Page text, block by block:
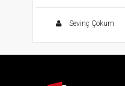
Sevinç Çokum